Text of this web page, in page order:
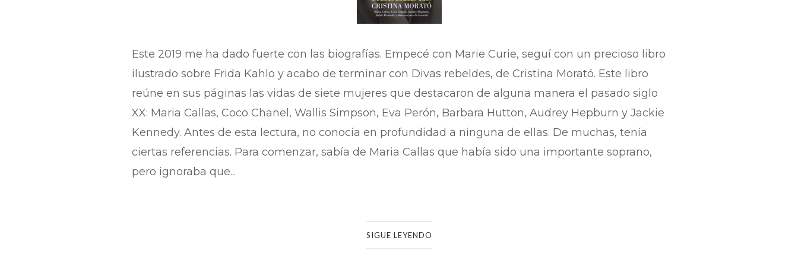
Este 2019 me ha dado fuerte con las biografías. Empecé con Marie Curie, seguí con un precioso libro
ilustrado sobre Frida Kahlo y acabo de terminar con Divas rebeldes, de Cristina Morató. Este libro
reúne en sus páginas las vidas de siete mujeres que destacaron de alguna manera el pasado siglo
XX: Maria Callas, Coco Chanel, Wallis Simpson, Eva Perón, Barbara Hutton, Audrey Hepburn y Jackie
Kennedy. Antes de esta lectura, no conocía en profundidad a ninguna de ellas. De muchas, tenía
ciertas referencias. Para comenzar, sabía de Maria Callas que había sido una importante soprano,
pero ignoraba que...
SIGUE LEYENDO